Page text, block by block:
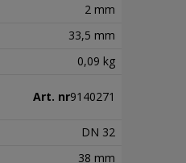
2 mm
33,5 mm
0,09 kg
Art. nr9140271
DN 32
38 mm